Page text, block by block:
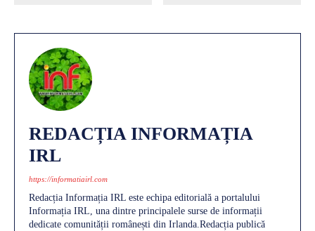
REDACȚIA INFORMAȚIA
IRL
https://informatiairl.com
Redacția Informația IRL este echipa editorială a portalului
Informația IRL, una dintre principalele surse de informații
dedicate comunității românești din Irlanda.Redacția publică